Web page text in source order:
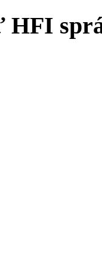
HFI